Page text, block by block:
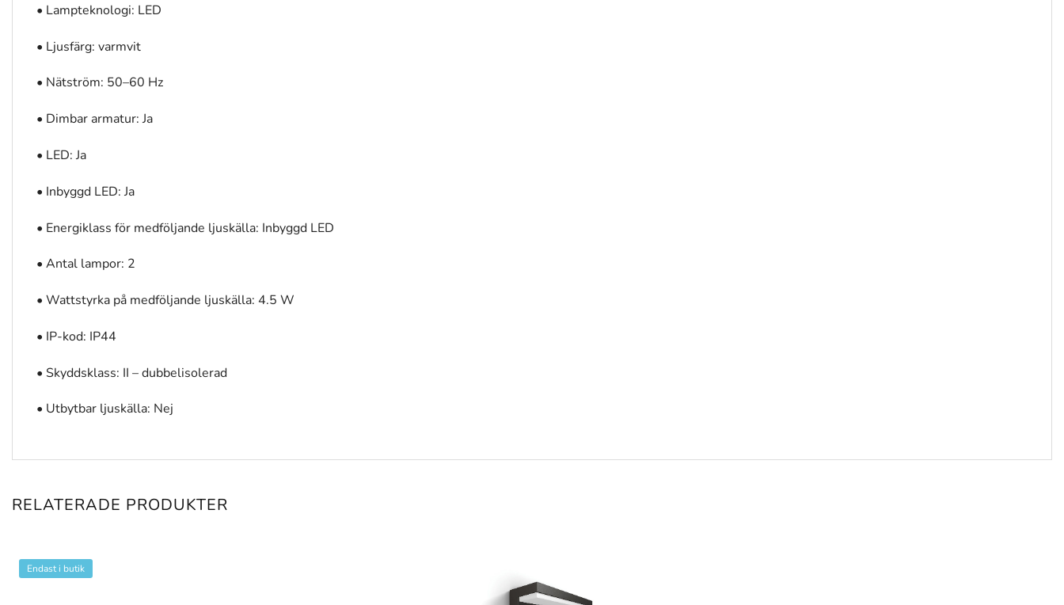
• Lampteknologi: LED
• Ljusfärg: varmvit
• Nätström: 50–60 Hz
• Dimbar armatur: Ja
• LED: Ja
• Inbyggd LED: Ja
• Energiklass för medföljande ljuskälla: Inbyggd LED
• Antal lampor: 2
• Wattstyrka på medföljande ljuskälla: 4.5 W
• IP-kod: IP44
• Skyddsklass: II – dubbelisolerad
• Utbytbar ljuskälla: Nej
RELATERADE PRODUKTER
Endast i butik